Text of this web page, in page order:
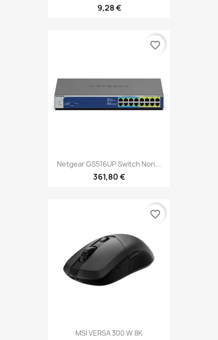
9,28 €
Netgear GS516UP Switch Non...
361,80 €
favorite_border
MSI VERSA 300 W 8K
favorite_border